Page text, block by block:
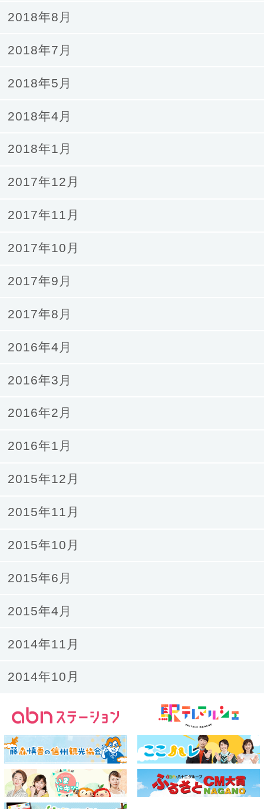
2018年8月
2018年7月
2018年5月
2018年4月
2018年1月
2017年12月
2017年11月
2017年10月
2017年9月
2017年8月
2016年4月
2016年3月
2016年2月
2016年1月
2015年12月
2015年11月
2015年10月
2015年6月
2015年4月
2014年11月
2014年10月